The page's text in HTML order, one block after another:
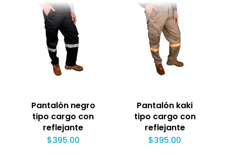
Pantalón negro
tipo cargo con
reflejante
$395.00
Pantalón kaki
tipo cargo con
reflejante
$395.00